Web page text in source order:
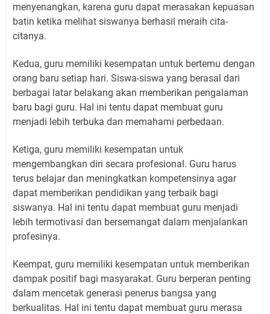
menyenangkan, karena guru dapat merasakan kepuasan
batin ketika melihat siswanya berhasil meraih cita-
citanya.
Kedua, guru memiliki kesempatan untuk bertemu dengan
orang baru setiap hari. Siswa-siswa yang berasal dari
berbagai latar belakang akan memberikan pengalaman
baru bagi guru. Hal ini tentu dapat membuat guru
menjadi lebih terbuka dan memahami perbedaan.
Ketiga, guru memiliki kesempatan untuk
mengembangkan diri secara profesional. Guru harus
terus belajar dan meningkatkan kompetensinya agar
dapat memberikan pendidikan yang terbaik bagi
siswanya. Hal ini tentu dapat membuat guru menjadi
lebih termotivasi dan bersemangat dalam menjalankan
profesinya.
Keempat, guru memiliki kesempatan untuk memberikan
dampak positif bagi masyarakat. Guru berperan penting
dalam mencetak generasi penerus bangsa yang
berkualitas. Hal ini tentu dapat membuat guru merasa